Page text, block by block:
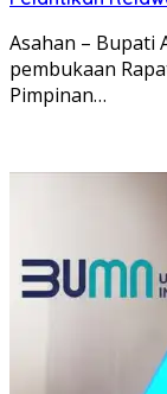
Asahan – Bupati
pembukaan
Pimpinan…